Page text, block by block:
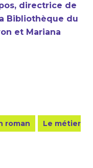
directrice de
Bibliothèque du
et Mariana
roman
Le métier